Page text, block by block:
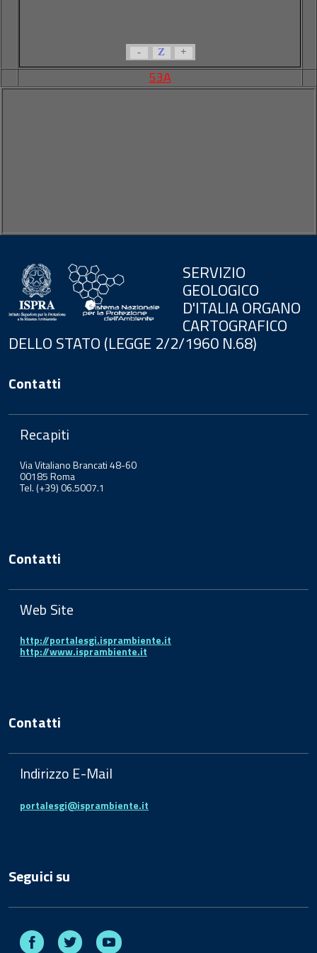
- Z +
53A
SERVIZIO
GEOLOGICO
D'ITALIA ORGANO
CARTOGRAFICO
DELLO STATO (LEGGE 2/2/1960 N.68)
Contatti
Recapiti
Via Vitaliano Brancati 48-60
00185 Roma
Tel. (+39) 06.5007.1
Contatti
Web Site
http://portalesgi.isprambiente.it
http://www.isprambiente.it
Contatti
Indirizzo E-Mail
portalesgi@isprambiente.it
Seguici su
Facebook Twitter